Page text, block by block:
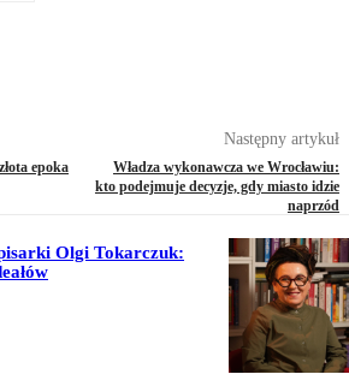
epoka
Następny artykuł
Władza wykonawcza we Wrocławiu:
kto podejmuje decyzje, gdy miasto idzie
naprzód
Olgi Tokarczuk: